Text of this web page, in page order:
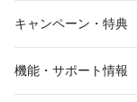
キャンペーン・特典
機能・サポート情報